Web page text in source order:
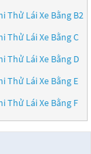
Thử Lái Xe Bằng B2
Thử Lái Xe Bằng C
Thử Lái Xe Bằng D
Thử Lái Xe Bằng E
Thử Lái Xe Bằng F